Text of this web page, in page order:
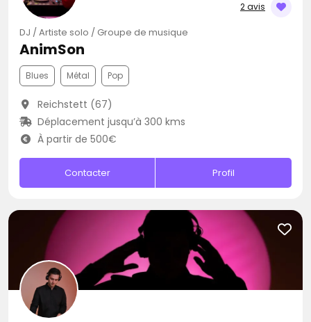
2 avis
DJ / Artiste solo / Groupe de musique
AnimSon
Blues Métal Pop
Reichstett (67)
Déplacement jusqu’à 300 kms
À partir de 500€
Contacter Profil